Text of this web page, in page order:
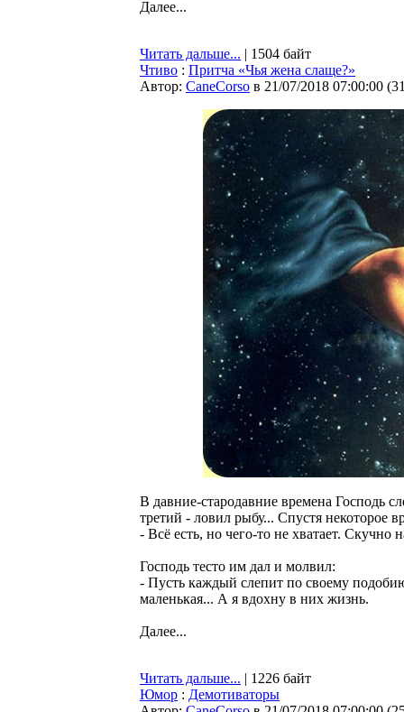
Далее...
Читать дальше... | 1504 байт
Чтиво : Притча «Чья жена слаще?»
Автор: CaneCorso в 21/07/2018 07:00:00 (
В давние-стародавние времена Господь
третий - ловил рыбу... Спустя некоторое
- Всё есть, но чего-то не хватает. Скучно
Господь тесто им дал и молвил:
- Пусть каждый слепит по своему
маленькая... А я вдохну в них жизнь.
Далее...
Читать дальше... | 1226 байт
Юмор : Демотиваторы